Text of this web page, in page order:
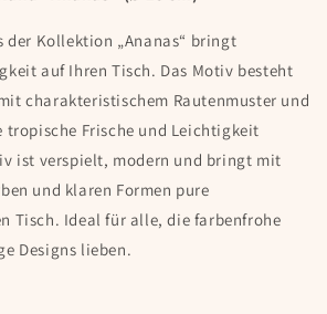
der Kollektion „Ananas“ bringt
auf Ihren Tisch. Das Motiv besteht
charakteristischem Rautenmuster und
Frische und Leichtigkeit
ist verspielt, modern und bringt mit
und klaren Formen pure
Tisch. Ideal für alle, die farbenfrohe
Designs lieben.